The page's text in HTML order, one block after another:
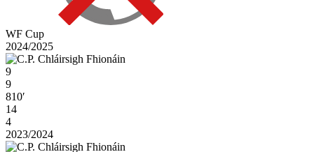
WF Cup
2024/2025
9
9
810′
14
4
2023/2024